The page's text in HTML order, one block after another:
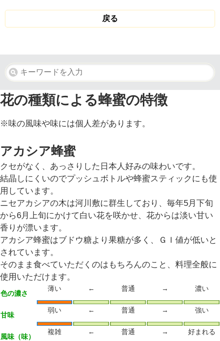
戻る
花の種類による蜂蜜の特徴
※味の風味や味には個人差があります。
アカシア蜂蜜
クセがなく、あっさりした日本人好みの味わいです。
結晶しにくいのでプッシュボトルや蜂蜜スティックにも使
用しています。
ニセアカシアの木は河川敷に群生しており、毎年5月下旬
から6月上旬にかけて白い花を咲かせ、花からは淡い甘い
香りが漂います。
アカシア蜂蜜はブドウ糖より果糖が多く、ＧＩ値が低いと
されています。
そのまま食べていただくのはもちろんのこと、料理全般に
使用いただけます。
色の濃さ
薄い ← 普通 → 濃い
甘味
弱い ← 普通 → 強い
風味（味）
複雑 ← 普通 → 好まれる